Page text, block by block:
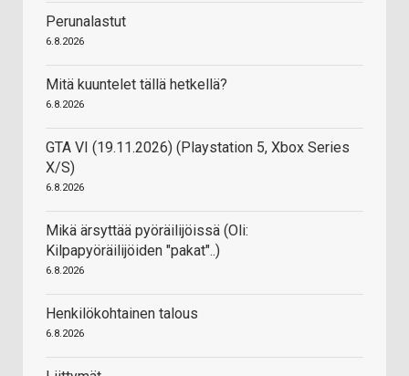
Perunalastut
6.8.2026
Mitä kuuntelet tällä hetkellä?
6.8.2026
GTA VI (19.11.2026) (Playstation 5, Xbox Series
X/S)
6.8.2026
Mikä ärsyttää pyöräilijöissä (Oli:
Kilpapyöräilijöiden "pakat"..)
6.8.2026
Henkilökohtainen talous
6.8.2026